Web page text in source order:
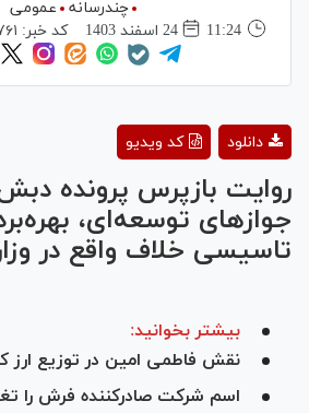
چندرسانه
عمومی
11:24
24 اسفند 1403 کد خبر:
کد ویدیو دانلود
روایت بازپرس پرونده
جواز‌های توسعه‌ای،
تاسیسی خلاف واقع در
بیشتر بخوانید:
نقش فاطمی امین در توزیع ارز
اسم شرکت صادرکننده فرش را